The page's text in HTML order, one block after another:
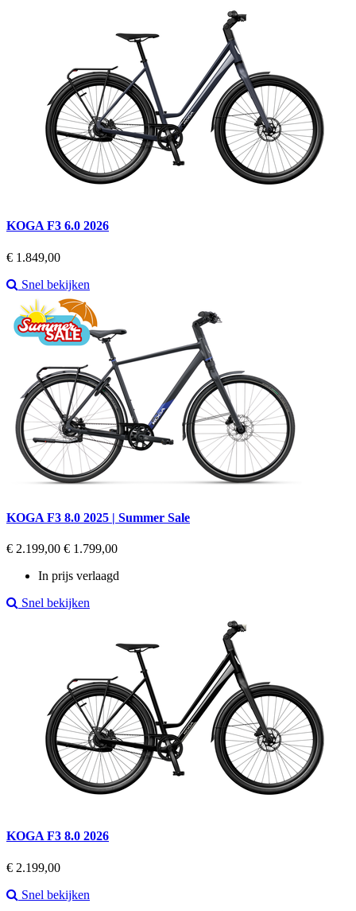
KOGA F3 6.0 2026
Prijs
€ 1.849,00
Snel bekijken
KOGA F3 8.0 2025 | Summer Sale
Regular
€ 2.199,00 Prijs
€ 1.799,00
In prijs verlaagd
Snel bekijken
KOGA F3 8.0 2026
Prijs
€ 2.199,00
Snel bekijken